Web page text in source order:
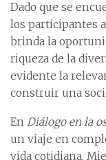
Dado que se
los participantes
brinda la
riqueza de la
evidente la
construir una
En Diálogo en la
un viaje en
vida cotidiana.